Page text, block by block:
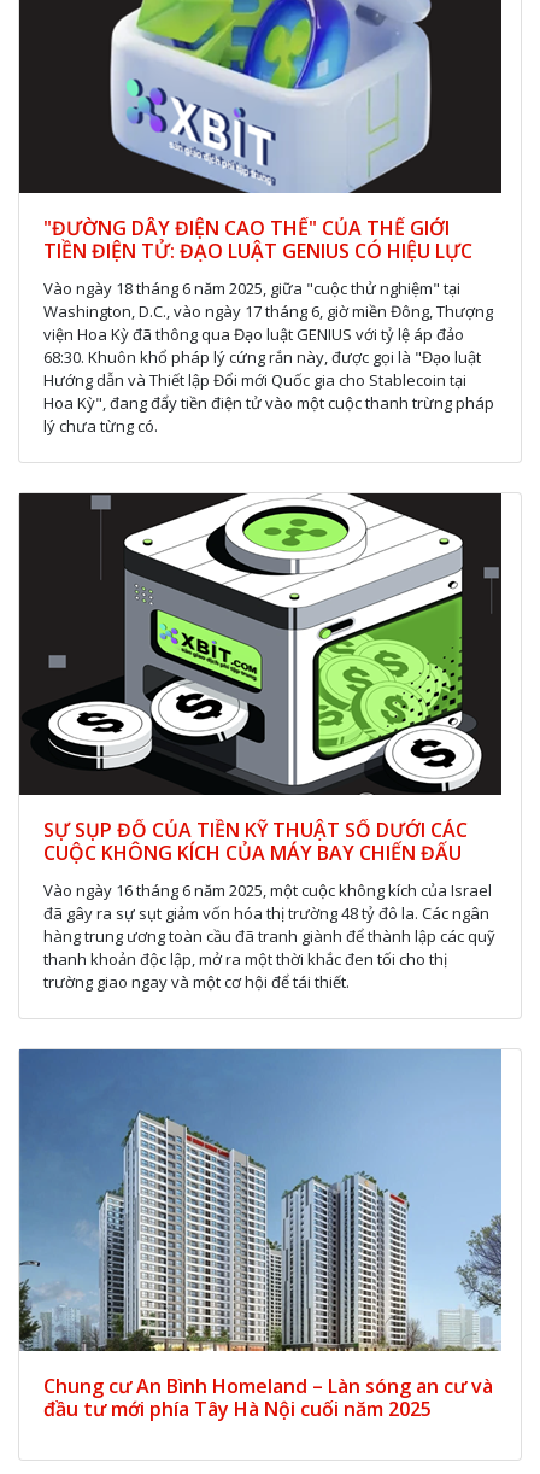
"ĐƯỜNG DÂY ĐIỆN CAO THẾ" CỦA THẾ GIỚI
TIỀN ĐIỆN TỬ: ĐẠO LUẬT GENIUS CÓ HIỆU LỰC
Vào ngày 18 tháng 6 năm 2025, giữa "cuộc thử nghiệm" tại
Washington, D.C., vào ngày 17 tháng 6, giờ miền Đông, Thượng
viện Hoa Kỳ đã thông qua Đạo luật GENIUS với tỷ lệ áp đảo
68:30. Khuôn khổ pháp lý cứng rắn này, được gọi là "Đạo luật
Hướng dẫn và Thiết lập Đổi mới Quốc gia cho Stablecoin tại
Hoa Kỳ", đang đẩy tiền điện tử vào một cuộc thanh trừng pháp
lý chưa từng có.
SỰ SỤP ĐỔ CỦA TIỀN KỸ THUẬT SỐ DƯỚI CÁC
CUỘC KHÔNG KÍCH CỦA MÁY BAY CHIẾN ĐẤU
Vào ngày 16 tháng 6 năm 2025, một cuộc không kích của Israel
đã gây ra sự sụt giảm vốn hóa thị trường 48 tỷ đô la. Các ngân
hàng trung ương toàn cầu đã tranh giành để thành lập các quỹ
thanh khoản độc lập, mở ra một thời khắc đen tối cho thị
trường giao ngay và một cơ hội để tái thiết.
Chung cư An Bình Homeland – Làn sóng an cư và
đầu tư mới phía Tây Hà Nội cuối năm 2025